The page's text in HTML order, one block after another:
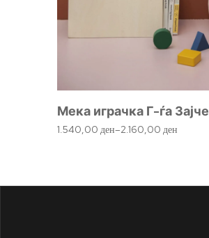
Мека играчка Г-ѓа Зајче
1.540,00ден–2.160,00ден